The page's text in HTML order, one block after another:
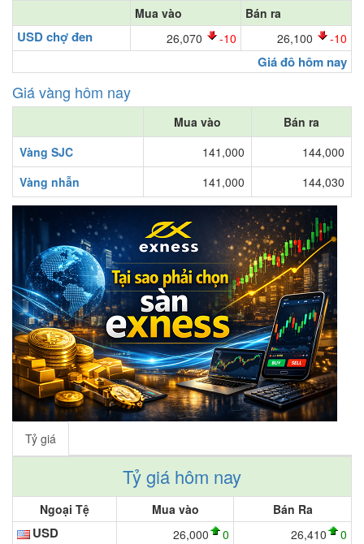
Mua vào Bán ra
USD chợ đen 26,070 -10 26,100 -10
Giá đô hôm nay
Giá vàng hôm nay
Mua vào
Bán ra
Vàng SJC
141,000
144,000
Vàng nhẫn
141,000 144,030
Tỷ giá
Tỷ giá hôm nay
Ngoại Tệ Mua vào Bán Ra
USD 26,000 0 26,410 0